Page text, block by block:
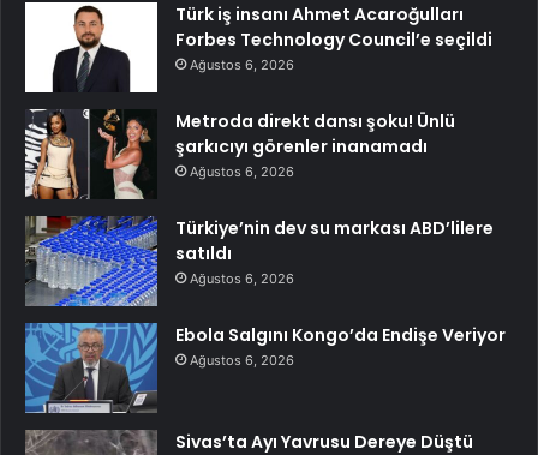
Türk iş insanı Ahmet Acaroğulları
Forbes Technology Council’e seçildi
Ağustos 6, 2026
Metroda direkt dansı şoku! Ünlü
şarkıcıyı görenler inanamadı
Ağustos 6, 2026
Türkiye’nin dev su markası ABD’lilere
satıldı
Ağustos 6, 2026
Ebola Salgını Kongo’da Endişe Veriyor
Ağustos 6, 2026
Sivas’ta Ayı Yavrusu Dereye Düştü